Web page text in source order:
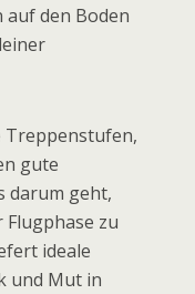
auf den Boden
Treppenstufen,
gute
darum geht,
zu
ideale
und Mut in